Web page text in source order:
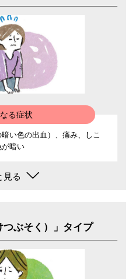
る症状
い色の出血）、痛み、しこ
が暗い
見る
つぶそく）」タイプ